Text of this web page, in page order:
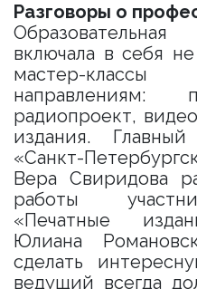
Разговоры о
включала в себя
мастер-
направлениям:
радиопроект,
издания.
«Санкт-
Вера Свиридова
работы
«Печатные
Юлиана
сделать
ведущий всегда